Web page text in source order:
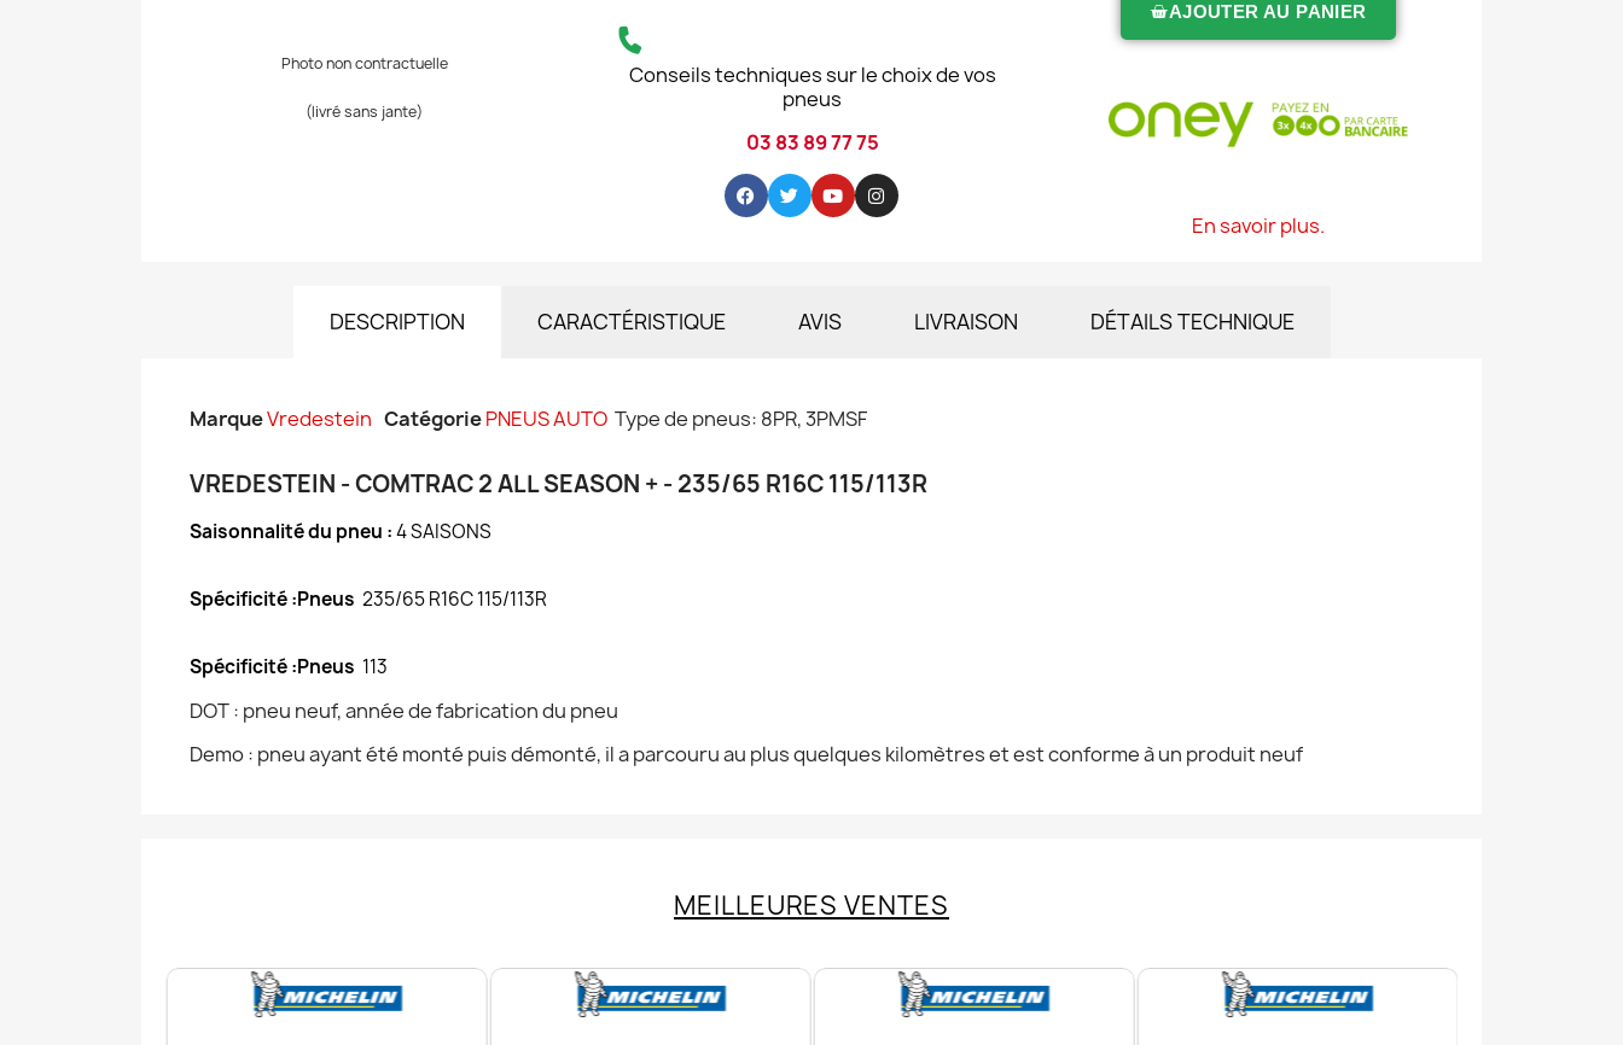
Photo non contractuelle
(livré sans jante)
Conseils techniques sur le choix de vos
pneus
03 83 89 77 75
AJOUTER AU PANIER
En savoir plus.
DESCRIPTION CARACTÉRISTIQUE AVIS LIVRAISON DÉTAILS TECHNIQUE
MarqueVredestein CatégoriePNEUS AUTO Type de pneus: 8PR, 3PMSF
VREDESTEIN - COMTRAC 2 ALL SEASON + - 235/65 R16C 115/113R
Saisonnalité du pneu :4 SAISONS
Spécificité :Pneus 235/65 R16C 115/113R
Spécificité :Pneus 113
DOT : pneu neuf, année de fabrication du pneu
Demo : pneu ayant été monté puis démonté, il a parcouru au plus quelques kilomètres et est conforme à un produit neuf
MEILLEURES VENTES